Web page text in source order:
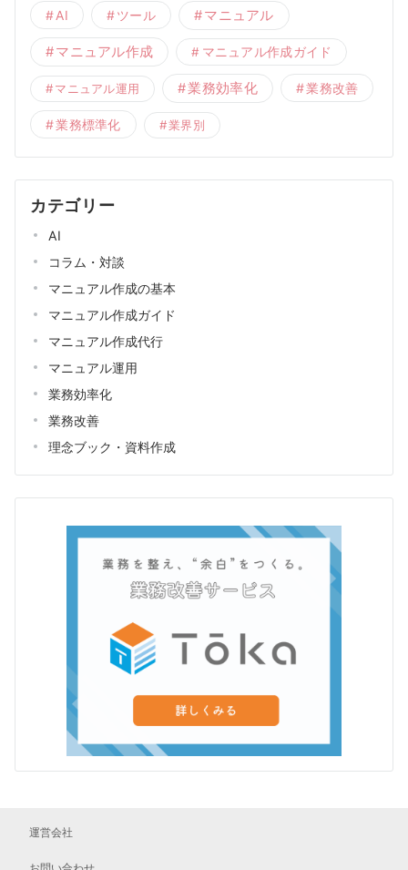
AI ツール マニュアル
マニュアル作成 マニュアル作成ガイド
マニュアル運用 業務効率化 業務改善
業務標準化 業界別
カテゴリー
AI
コラム・対談
マニュアル作成の基本
マニュアル作成ガイド
マニュアル作成代行
マニュアル運用
業務効率化
業務改善
理念ブック・資料作成
運営会社